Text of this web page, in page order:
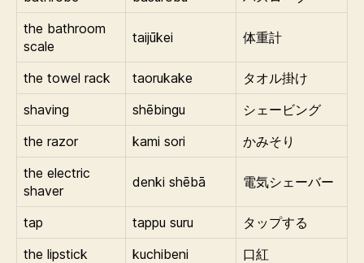
the bathroom
scale
taijūkei 体重計
the towel rack taorukake
タオル掛け
shaving
shēbingu
シェービング
the razor
kami sori
かみそり
the electric
shaver
denki shēbā 電気シェーバー
tap tappu suru
タップする
the lipstick
kuchibeni 口紅